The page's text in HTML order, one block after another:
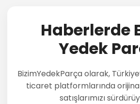
Haberlerde
Yedek
BizimYedekParça olarak,
ticaret platformlarında
satışlarımızı